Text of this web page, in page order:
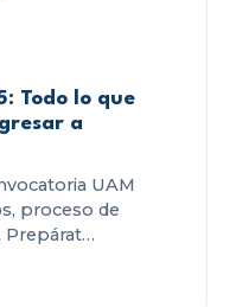
Todo lo que
a
UAM
proceso de
Prepárat…